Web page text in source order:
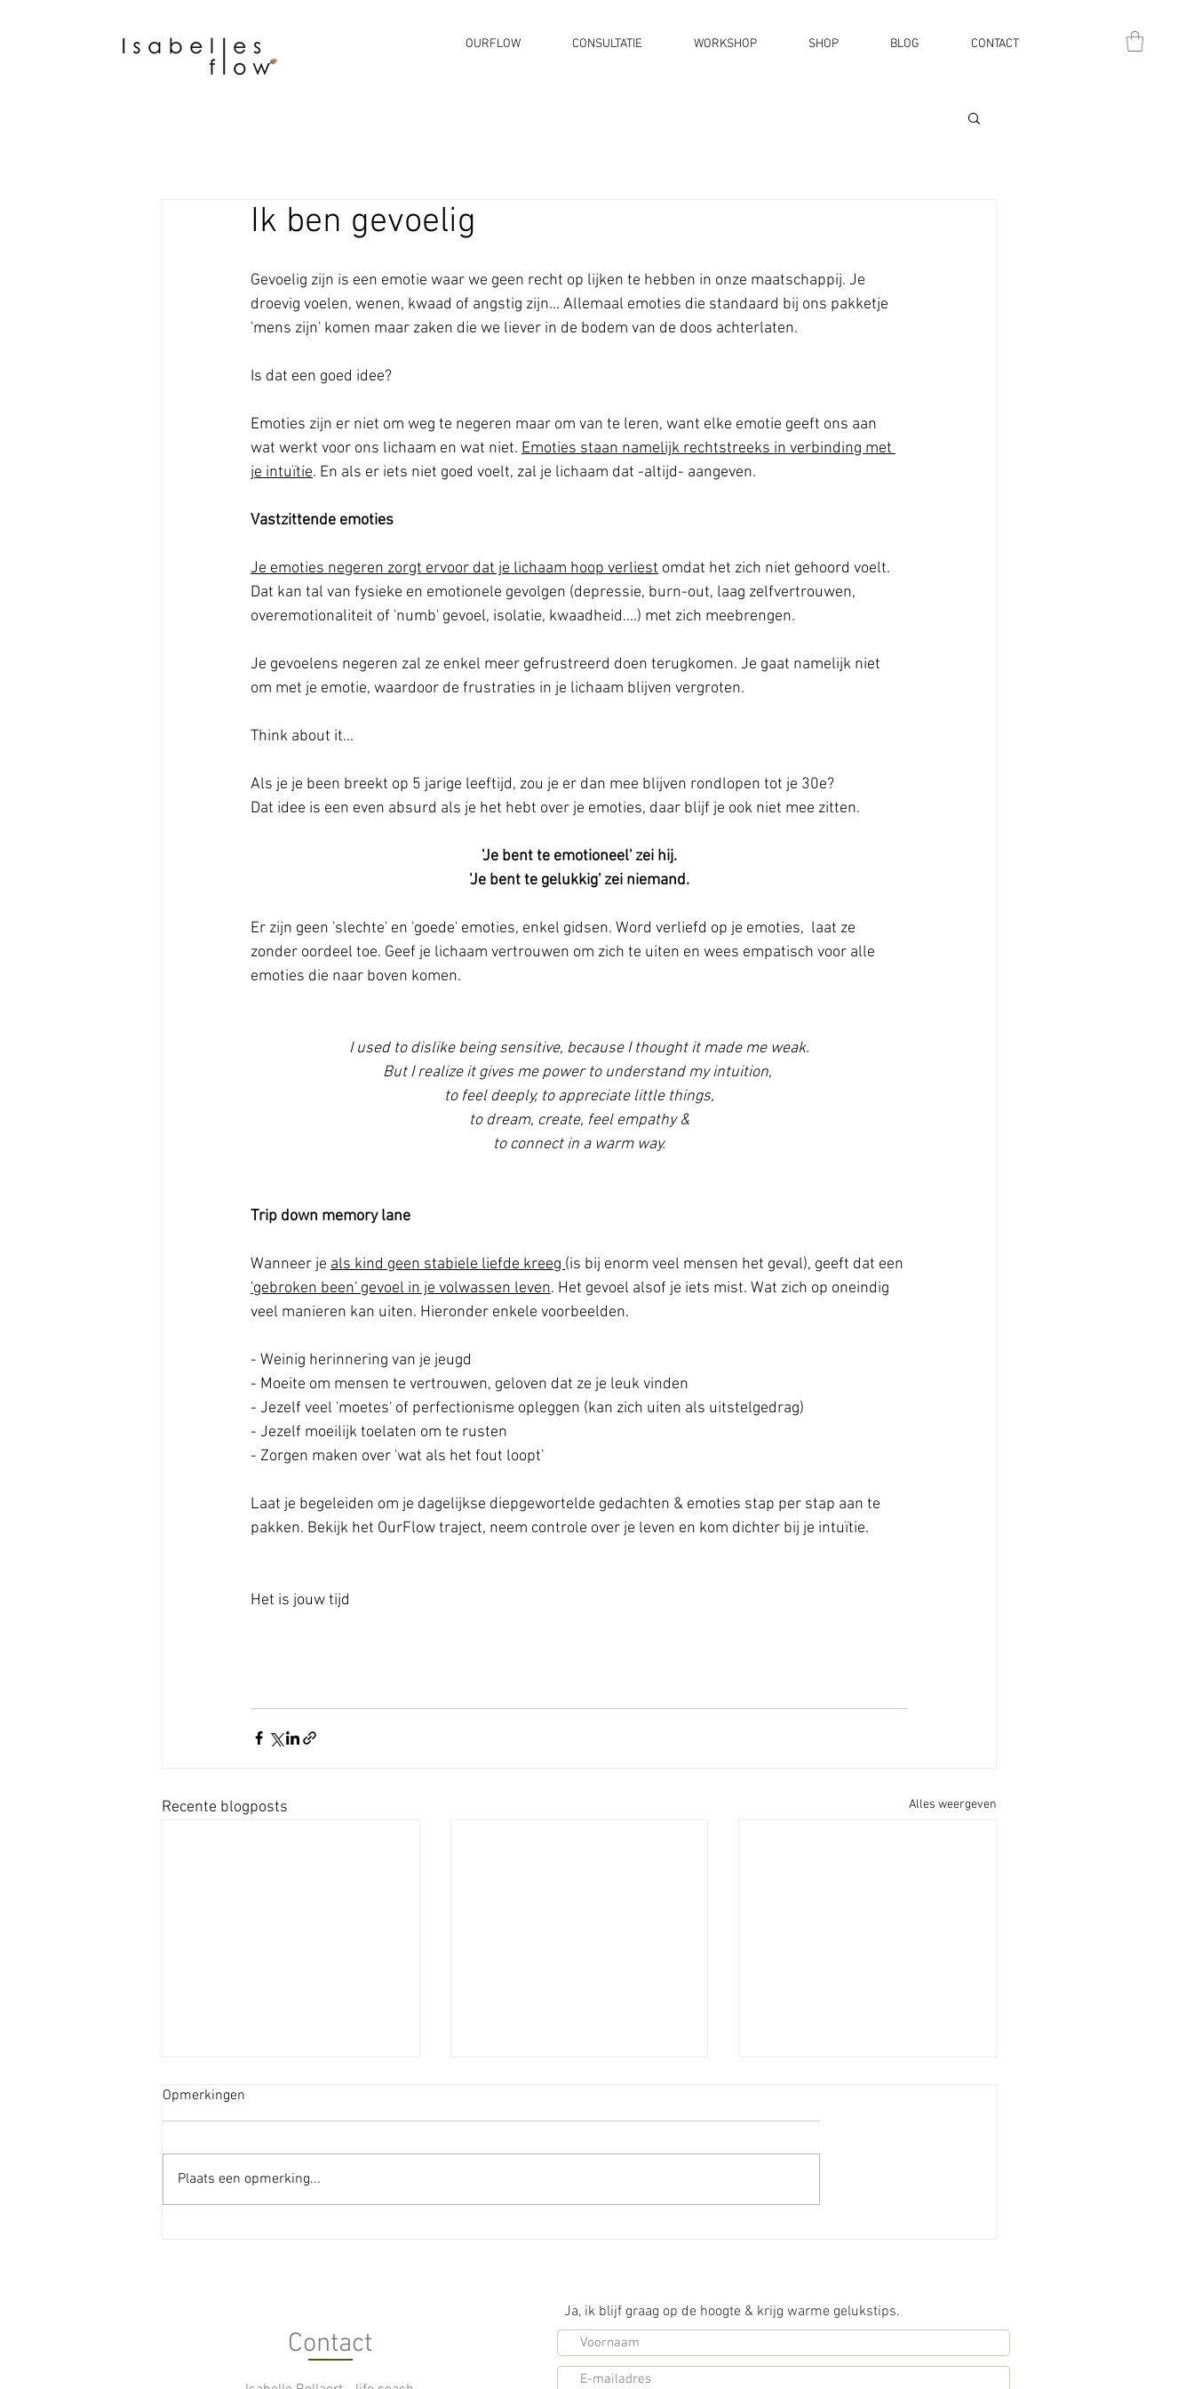
OURFLOW CONSULTATIE WORKSHOP SHOP BLOG CONTACT
Ik ben gevoelig
Gevoelig zijn is een emotie waar we geen recht op lijken te hebben in onze maatschappij. Je
droevig voelen, wenen, kwaad of angstig zijn... Allemaal emoties die standaard bij ons pakketje
'mens zijn' komen maar zaken die we liever in de bodem van de doos achterlaten.
Is dat een goed idee?
Emoties zijn er niet om weg te negeren maar om van te leren, want elke emotie geeft ons aan
wat werkt voor ons lichaam en wat niet. Emoties staan namelijk rechtstreeks in verbinding met
je intuïtie. En als er iets niet goed voelt, zal je lichaam dat -altijd- aangeven.
Vastzittende emoties
Je emoties negeren zorgt ervoor dat je lichaam hoop verliest omdat het zich niet gehoord voelt.
Dat kan tal van fysieke en emotionele gevolgen (depressie, burn-out, laag zelfvertrouwen,
overemotionaliteit of 'numb' gevoel, isolatie, kwaadheid....) met zich meebrengen.
Je gevoelens negeren zal ze enkel meer gefrustreerd doen terugkomen. Je gaat namelijk niet
om met je emotie, waardoor de frustraties in je lichaam blijven vergroten.
Think about it...
Als je je been breekt op 5 jarige leeftijd, zou je er dan mee blijven rondlopen tot je 30e?
Dat idee is een even absurd als je het hebt over je emoties, daar blijf je ook niet mee zitten.
'Je bent te emotioneel' zei hij.
'Je bent te gelukkig' zei niemand.
Er zijn geen 'slechte' en 'goede' emoties, enkel gidsen. Word verliefd op je emoties,  laat ze
zonder oordeel toe. Geef je lichaam vertrouwen om zich te uiten en wees empatisch voor alle
emoties die naar boven komen.
I used to dislike being sensitive, because I thought it made me weak.
But I realize it gives me power to understand my intuition,
to feel deeply, to appreciate little things,
to dream, create, feel empathy &
to connect in a warm way.
Trip down memory lane
Wanneer je als kind geen stabiele liefde kreeg (is bij enorm veel mensen het geval), geeft dat een
'gebroken been' gevoel in je volwassen leven. Het gevoel alsof je iets mist. Wat zich op oneindig
veel manieren kan uiten. Hieronder enkele voorbeelden.
- Weinig herinnering van je jeugd
- Moeite om mensen te vertrouwen, geloven dat ze je leuk vinden
- Jezelf veel 'moetes' of perfectionisme opleggen (kan zich uiten als uitstelgedrag)
- Jezelf moeilijk toelaten om te rusten
- Zorgen maken over 'wat als het fout loopt'
Laat je begeleiden om je dagelijkse diepgewortelde gedachten & emoties stap per stap aan te
pakken. Bekijk het OurFlow traject, neem controle over je leven en kom dichter bij je intuïtie.
Het is jouw tijd
Recente blogposts Alles weergeven
EFT tapping
Opmerkingen
Plaats een opmerking...
Contact
Ja, ik blijf graag op de hoogte & krijg warme gelukstips.